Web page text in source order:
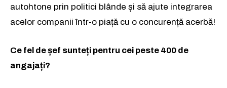
autohtone prin politici blânde și să ajute integrarea
acelor companii într-o piață cu o concurență acerbă!
Ce fel de șef sunteți pentru cei peste 400 de
angajați?